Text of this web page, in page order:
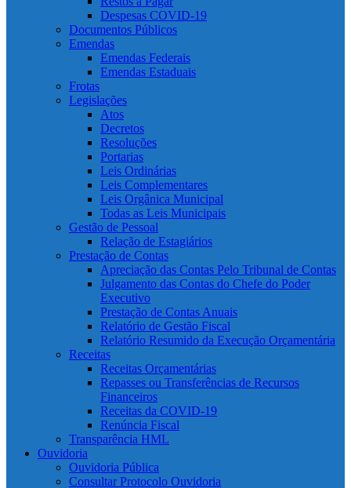
Despesas COVID-19
Documentos Públicos
Emendas
Emendas Federais
Emendas Estaduais
Frotas
Legislações
Atos
Decretos
Resoluções
Portarias
Leis Ordinárias
Leis Complementares
Leis Orgânica Municipal
Todas as Leis Municipais
Gestão de Pessoal
Relação de Estagiários
Prestação de Contas
Apreciação das Contas Pelo Tribunal de Contas
Julgamento das Contas do Chefe do Poder
Executivo
Prestação de Contas Anuais
Relatório de Gestão Fiscal
Relatório Resumido da Execução Orçamentária
Receitas
Receitas Orçamentárias
Repasses ou Transferências de Recursos
Financeiros
Receitas da COVID-19
Renúncia Fiscal
Transparência HML
Ouvidoria
Ouvidoria Pública
Consultar Protocolo Ouvidoria